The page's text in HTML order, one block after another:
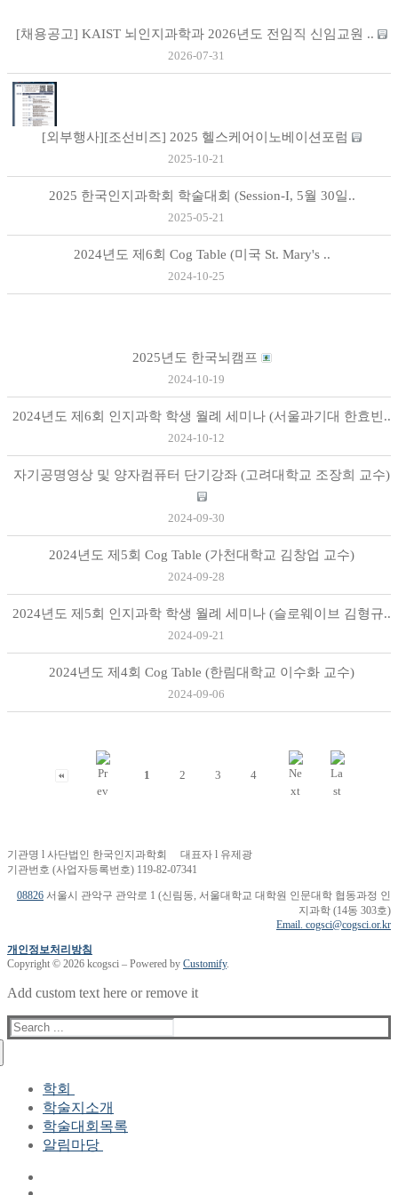
[채용공고] KAIST 뇌인지과학과 2026년도 전임직 신임교원 ..
2026-07-31
[외부행사][조선비즈] 2025 헬스케어이노베이션포럼
2025-10-21
2025 한국인지과학회 학술대회 (Session-I, 5월 30일..
2025-05-21
2024년도 제6회 Cog Table (미국 St. Mary's ..
2024-10-25
2025년도 한국뇌캠프
2024-10-19
2024년도 제6회 인지과학 학생 월례 세미나 (서울과기대 한효빈..
2024-10-12
자기공명영상 및 양자컴퓨터 단기강좌 (고려대학교 조장희 교수)
2024-09-30
2024년도 제5회 Cog Table (가천대학교 김창업 교수)
2024-09-28
2024년도 제5회 인지과학 학생 월례 세미나 (슬로웨이브 김형규..
2024-09-21
2024년도 제4회 Cog Table (한림대학교 이수화 교수)
2024-09-06
1 2 3 4
기관명 l 사단법인 한국인지과학회 대표자 l 유제광
기관번호 (사업자등록번호) 119-82-07341
08826 서울시 관악구 관악로 1 (신림동, 서울대학교 대학원 인문대학 협동과정 인
지과학 (14동 303호)
Email. cogsci@cogsci.or.kr
개인정보처리방침
Copyright © 2026 kcogsci – Powered by Customify.
Add custom text here or remove it
Search
for:
학회
학회장 인사말
현 임원진
역대 임원진
학술지소개
학술대회목록
알림마당